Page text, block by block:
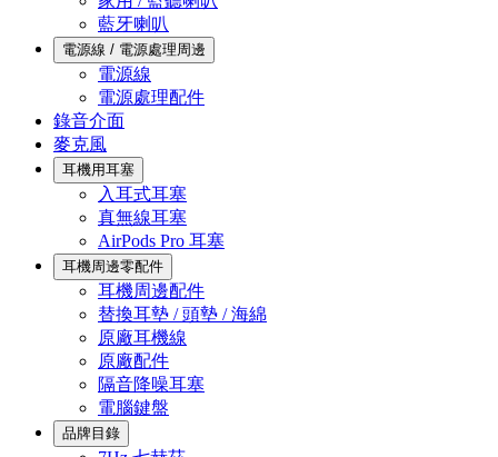
藍牙喇叭
電源線 / 電源處理周邊
電源線
電源處理配件
錄音介面
麥克風
耳機用耳塞
入耳式耳塞
真無線耳塞
AirPods Pro 耳塞
耳機周邊零配件
耳機周邊配件
替換耳墊 / 頭墊 / 海綿
原廠耳機線
原廠配件
隔音降噪耳塞
電腦鍵盤
品牌目錄